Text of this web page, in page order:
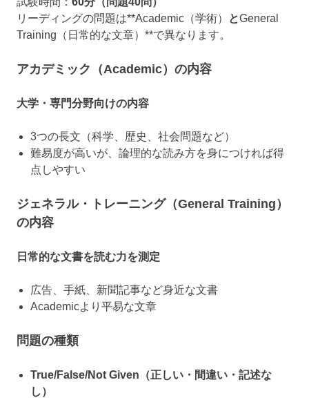
リーディングの問題は**Academic（学術）
とGeneral
Training（日常的な文章）**で異なります。
アカデミック（Academic）の内容
大学・専門分野向けの内容
3つの長文（科学、歴史、社会問題など）
難易度が高いが、論理的な読み方を身につければ得
点しやすい
ジェネラル・トレーニング（General Training）
の内容
日常的な文書を読む力を測定
広告、手紙、新聞記事など身近な文書
Academicより平易な文章
問題の種類
True/False/Not Given（正しい・間違い・記述な
し）